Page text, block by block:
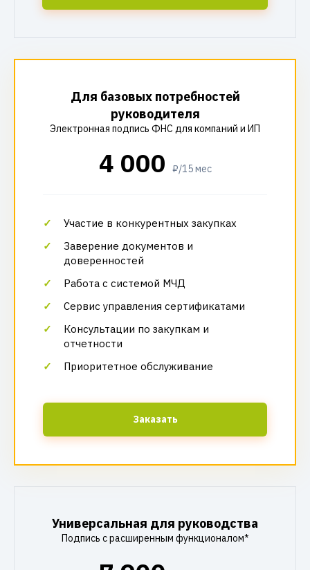
Для базовых потребностей
руководителя
Электронная подпись ФНС для компаний и ИП
4 000 ₽/15 мес
Участие в конкурентных закупках
Заверение документов и
доверенностей
Работа с системой МЧД
Сервис управления сертификатами
Консультации по закупкам и
отчетности
Приоритетное обслуживание
Заказать
Универсальная для руководства
Подпись с расширенным функционалом*